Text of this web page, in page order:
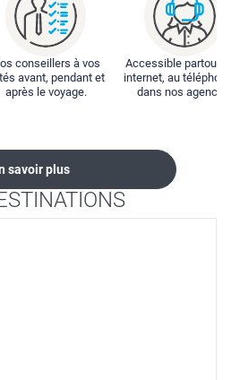
conseillers à vos
avant, pendant et
après le voyage.
Accessible partout :
internet, au
dans nos
savoir plus